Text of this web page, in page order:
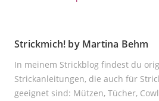
Strickmich! by Martina Behm
In meinem Strickblog findest du
Strickanleitungen, die auch für
geeignet sind: Mützen, Tücher,